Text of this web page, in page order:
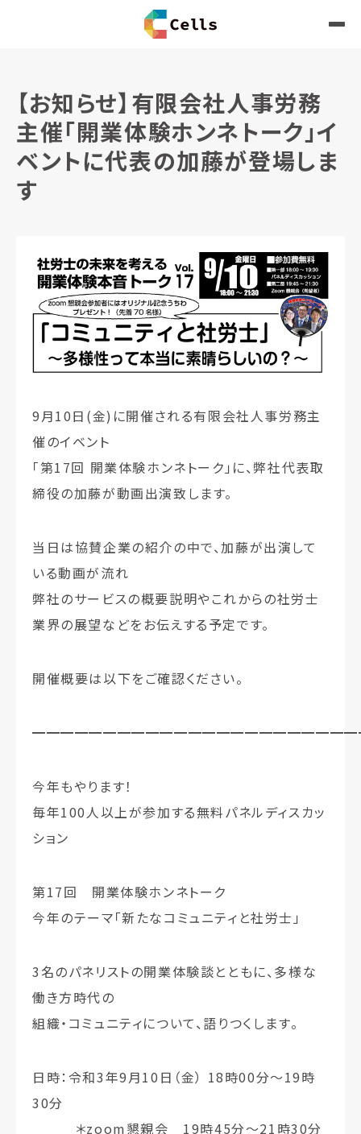
【お知らせ】有限会社人事労務
主催「開業体験ホンネトーク」イ
ベントに代表の加藤が登場しま
す
9月10日(金)に開催される有限会社人事労務主
催のイベント
「第17回 開業体験ホンネトーク」に、弊社代表取
締役の加藤が動画出演致します。
当日は協賛企業の紹介の中で、加藤が出演して
いる動画が流れ
弊社のサービスの概要説明やこれからの社労士
業界の展望などをお伝えする予定です。
開催概要は以下をご確認ください。
今年もやります！
毎年100人以上が参加する無料パネルディスカッ
ション
第17回 開業体験ホンネトーク
今年のテーマ「新たなコミュニティと社労士」
3名のパネリストの開業体験談とともに、多様な
働き方時代の
組織・コミュニティについて、語りつくします。
日時：令和3年9月10日（金） 18時00分〜19時
30分
＊zoom懇親会 19時45分〜21時30分